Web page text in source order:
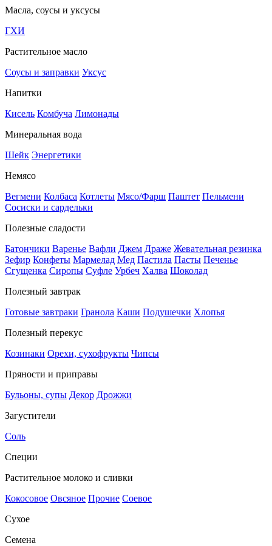
Масла, соусы и уксусы
ГХИ
Растительное масло
Соусы и заправки Уксус
Напитки
Кисель Комбуча Лимонады
Минеральная вода
Шейк Энергетики
Немясо
Вегмени Колбаса Котлеты Мясо/Фарш Паштет Пельмени
Сосиски и сардельки
Полезные сладости
Батончики Варенье Вафли Джем Драже Жевательная резинка
Зефир Конфеты Мармелад Мед Пастила Пасты Печенье
Сгущенка Сиропы Суфле Урбеч Халва Шоколад
Полезный завтрак
Готовые завтраки Гранола Каши Подушечки Хлопья
Полезный перекус
Козинаки Орехи, сухофрукты Чипсы
Пряности и приправы
Бульоны, супы Декор Дрожжи
Загустители
Соль
Специи
Растительное молоко и сливки
Кокосовое Овсяное Прочие Соевое
Сухое
Семена